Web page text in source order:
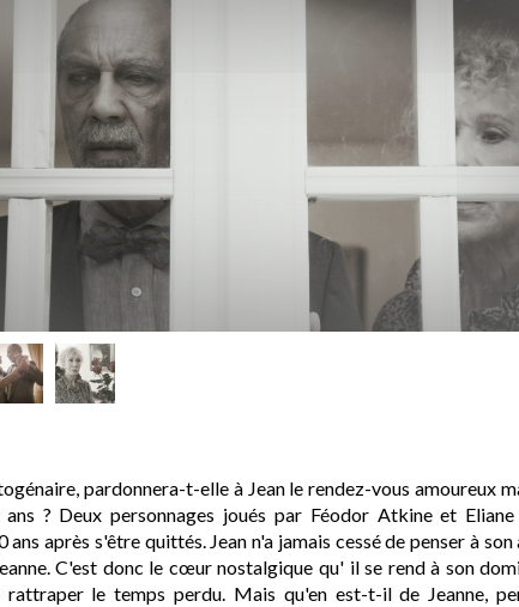
pardonnera-t-elle à Jean le rendez-vous amoureux
ans ? Deux personnages joués par Féodor Atkine et
ans après s'être quittés. Jean n'a jamais cessé de penser à son
C'est donc le cœur nostalgique qu' il se rend à son
rattraper le temps perdu. Mais qu'en est-t-il de Jeanne,